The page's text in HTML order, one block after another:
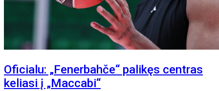
Oficialu: „Fenerbahče“ palikęs centras
keliasi į „Maccabi“